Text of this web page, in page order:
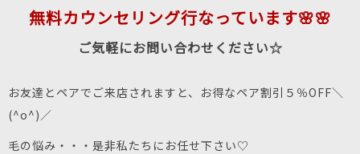
無料カウンセリング行なっています🌸🌸
ご気軽にお問い合わせください☆
お友達とペアでご来店されますと、お得なペア割引５％OFF＼
(^o^)／
毛の悩み・・・是非私たちにお任せ下さい♡